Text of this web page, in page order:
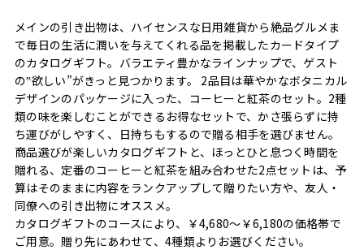
メインの引き出物は、ハイセンスな日用雑貨から絶品グルメま
で毎日の生活に潤いを与えてくれる品を掲載したカードタイプ
のカタログギフト。バラエティ豊かなラインナップで、ゲスト
の‟欲しい”がきっと見つかります。 2品目は華やかなボタニカル
デザインのパッケージに入った、コーヒーと紅茶のセット。2種
類の味を楽しむことができるお得なセットで、かさ張らずに持
ち運びがしやすく、日持ちもするので贈る相手を選びません。
商品選びが楽しいカタログギフトと、ほっとひと息つく時間を
贈れる、定番のコーヒーと紅茶を組み合わせた2点セットは、予
算はそのままに内容をランクアップして贈りたい方や、友人・
同僚への引き出物にオススメ。
カタログギフトのコースにより、￥4,680～￥6,180の価格帯で
ご用意。贈り先にあわせて、4種類よりお選びください。